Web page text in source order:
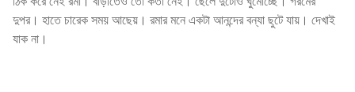
দুপর। হাতে চারেক সময় আছেয়। রমার মনে একটা আনন্দের বন্যা ছুটে যায়। দেখাই
যাক না।